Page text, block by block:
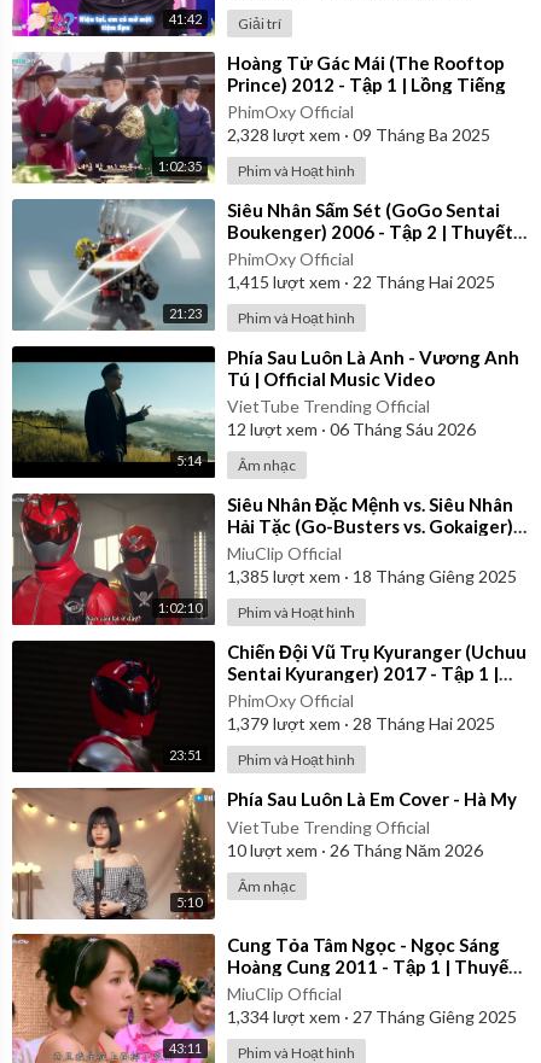
41:42 Giải trí
1:02:35
⁣Hoàng Tử Gác Mái (The Rooftop
Prince) 2012 - Tập 1 | Lồng Tiếng
PhimOxy Official
2,328 lượt xem · 09 Tháng Ba 2025
Phim và Hoạt hình
21:23
⁣Siêu Nhân Sấm Sét (GoGo Sentai
Boukenger) 2006 - Tập 2 | Thuyết
Minh
PhimOxy Official
1,415 lượt xem · 22 Tháng Hai 2025
Phim và Hoạt hình
5:14
⁣Phía Sau Luôn Là Anh - Vương Anh
Tú | Official Music Video
VietTube Trending Official
12 lượt xem · 06 Tháng Sáu 2026
Âm nhạc
1:02:10
⁣Siêu Nhân Đặc Mệnh vs. Siêu Nhân
Hải Tặc (Go-Busters vs. Gokaiger) |
Vietsub
MiuClip Official
1,385 lượt xem · 18 Tháng Giêng 2025
Phim và Hoạt hình
23:51
⁣Chiến Đội Vũ Trụ Kyuranger (Uchuu
Sentai Kyuranger) 2017 - Tập 1 |
Thuyết Minh
PhimOxy Official
1,379 lượt xem · 28 Tháng Hai 2025
Phim và Hoạt hình
5:10
⁣Phía Sau Luôn Là Em Cover - Hà My
VietTube Trending Official
10lượt xem · 26 Tháng Năm 2026
Âm nhạc
43:11
⁣Cung Tỏa Tâm Ngọc - Ngọc Sáng
Hoàng Cung 2011 - Tập 1 | Thuyết
Minh
MiuClip Official
1,334lượt xem · 27 Tháng Giêng 2025
Phim và Hoạt hình